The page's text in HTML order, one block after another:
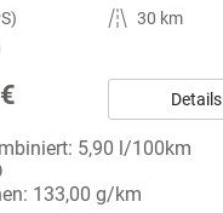
Kilometerstand 30 km
Details
5,90 l/100km
133,00 g/km